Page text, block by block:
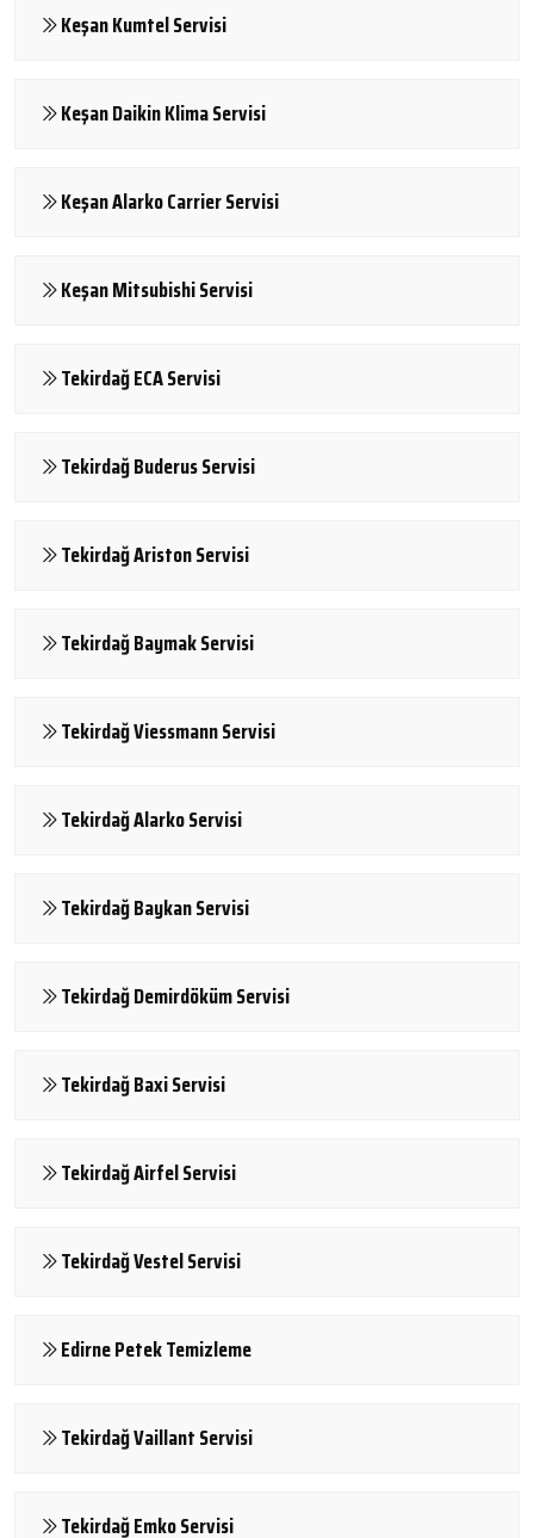
Keşan Kumtel Servisi
Keşan Daikin Klima Servisi
Keşan Alarko Carrier Servisi
Keşan Mitsubishi Servisi
Tekirdağ ECA Servisi
Tekirdağ Buderus Servisi
Tekirdağ Ariston Servisi
Tekirdağ Baymak Servisi
Tekirdağ Viessmann Servisi
Tekirdağ Alarko Servisi
Tekirdağ Baykan Servisi
Tekirdağ Demirdöküm Servisi
Tekirdağ Baxi Servisi
Tekirdağ Airfel Servisi
Tekirdağ Vestel Servisi
Edirne Petek Temizleme
Tekirdağ Vaillant Servisi
Tekirdağ Emko Servisi